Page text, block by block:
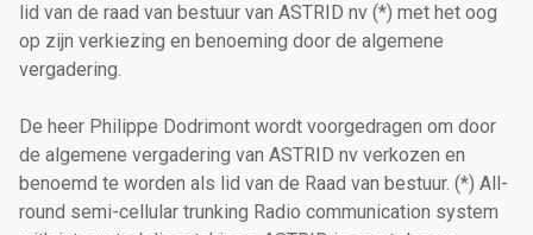
lid van de raad van bestuur van ASTRID nv (*) met het oog
op zijn verkiezing en benoeming door de algemene
vergadering.
De heer Philippe Dodrimont wordt voorgedragen om door
de algemene vergadering van ASTRID nv verkozen en
benoemd te worden als lid van de Raad van bestuur. (*) All-
round semi-cellular trunking Radio communication system